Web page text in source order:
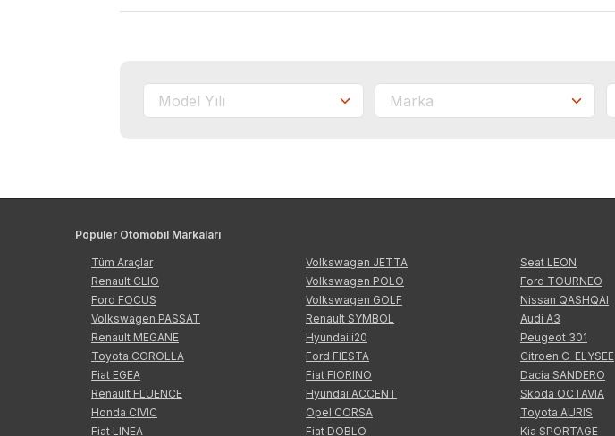
Popüler Otomobil Markaları
Tüm Araçlar
Renault CLIO
Ford FOCUS
Volkswagen PASSAT
Renault MEGANE
Toyota COROLLA
Fiat EGEA
Renault FLUENCE
Honda CIVIC
Fiat LINEA
Volkswagen JETTA
Volkswagen POLO
Volkswagen GOLF
Renault SYMBOL
Hyundai i20
Ford FIESTA
Fiat FIORINO
Hyundai ACCENT
Opel CORSA
Fiat DOBLO
Seat LEON
Ford TOURNEO
Nissan QASHQAI
Audi A3
Peugeot 301
Citroen C-ELYSEE
Dacia SANDERO
Skoda OCTAVIA
Toyota AURIS
Kia SPORTAGE